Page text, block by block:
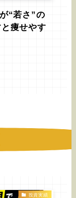
“若さ”の
痩せやす
投資実績